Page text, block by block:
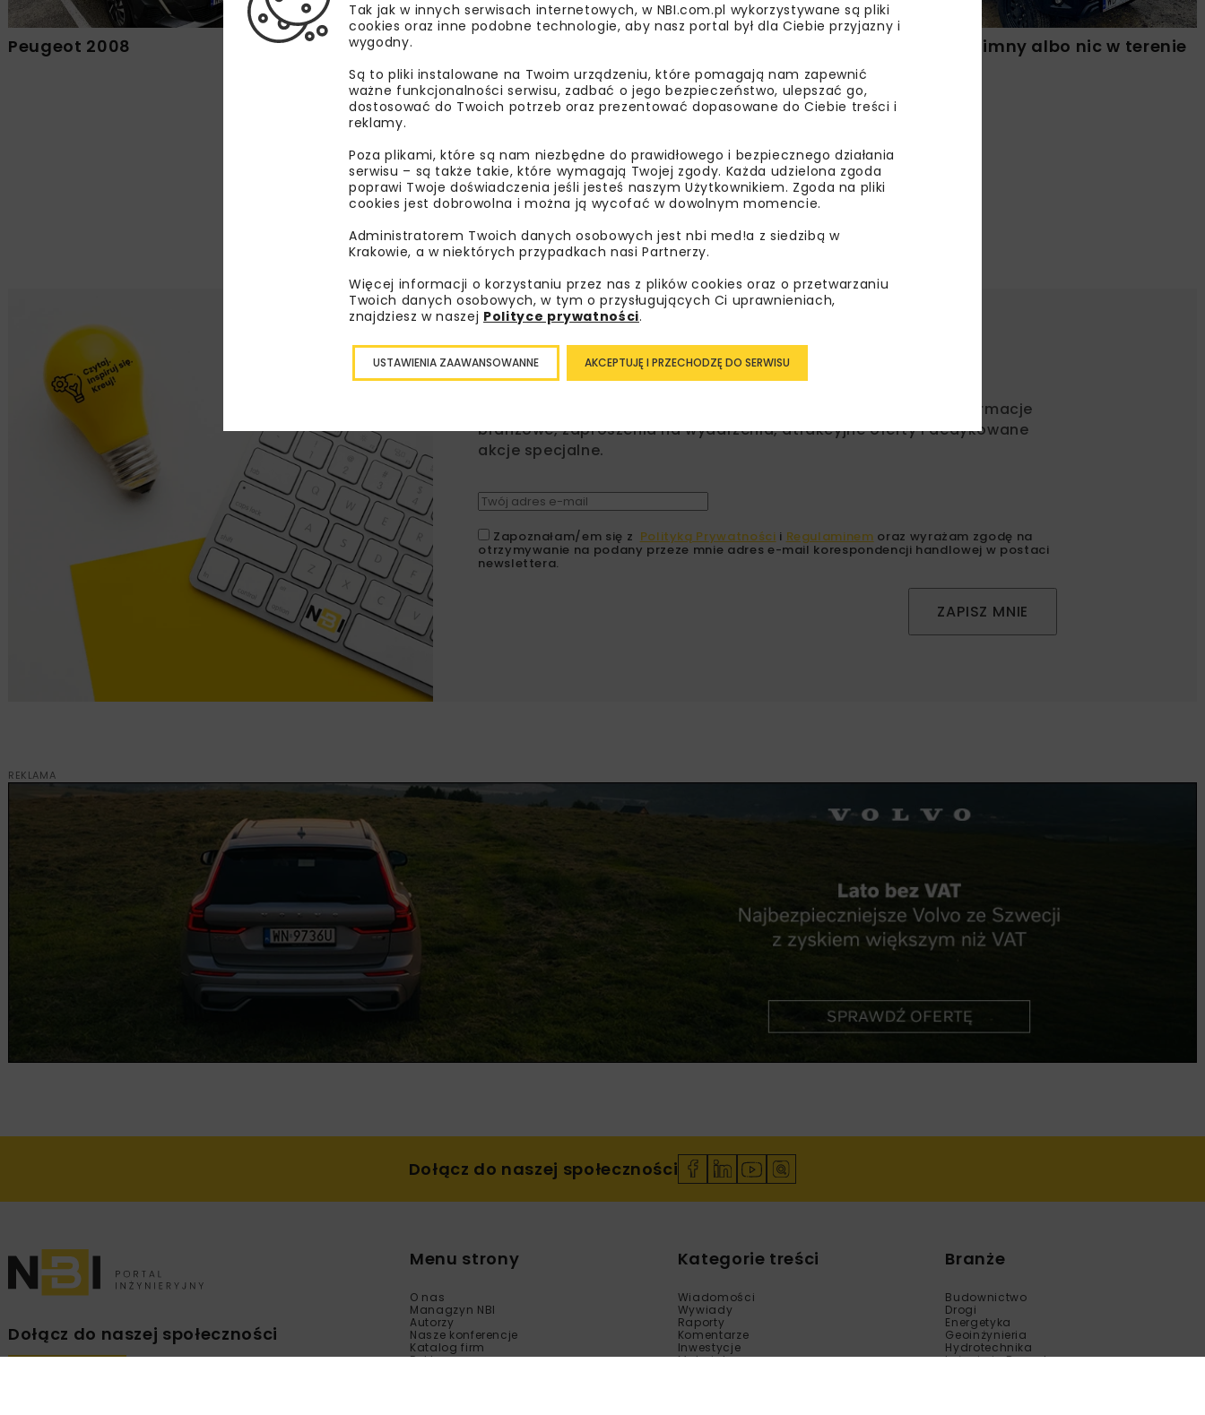
Peugeot 2008 Volvo V60 Suzuki Jimny albo nic w terenie
Załaduj więcej...
Lubisz wiedzieć więcej?
Zapisz się do newslettera aby otrzymywać od nas najlepsze informacje
branżowe, zaproszenia na wydarzenia, atrakcyjne oferty i dedykowane
akcje specjalne.
Zapoznałam/em się z Polityką Prywatności i Regulaminem oraz wyrażam zgodę na
otrzymywanie na podany przeze mnie adres e-mail korespondencji handlowej w postaci
newslettera.
ZAPISZ MNIE
REKLAMA
Dołącz do naszej społeczności
Dołącz do naszej społeczności
Menu strony
O nas
Managzyn NBI
Autorzy
Nasze konferencje
Katalog firm
Reklama
Kategorie treści
Wiadomości
Wywiady
Raporty
Komentarze
Inwestycje
Materiały
Branże
Budownictwo
Drogi
Energetyka
Geoinżynieria
Hydrotechnika
Inżynieria Bezwykopowa
Tak jak w innych serwisach internetowych, w NBI.com.pl wykorzystywane są pliki
cookies oraz inne podobne technologie, aby nasz portal był dla Ciebie przyjazny i
wygodny.
Są to pliki instalowane na Twoim urządzeniu, które pomagają nam zapewnić
ważne funkcjonalności serwisu, zadbać o jego bezpieczeństwo, ulepszać go,
dostosować do Twoich potrzeb oraz prezentować dopasowane do Ciebie treści i
reklamy.
Poza plikami, które są nam niezbędne do prawidłowego i bezpiecznego działania
serwisu – są także takie, które wymagają Twojej zgody. Każda udzielona zgoda
poprawi Twoje doświadczenia jeśli jesteś naszym Użytkownikiem. Zgoda na pliki
cookies jest dobrowolna i można ją wycofać w dowolnym momencie.
Administratorem Twoich danych osobowych jest nbi med!a z siedzibą w
Krakowie, a w niektórych przypadkach nasi Partnerzy.
Więcej informacji o korzystaniu przez nas z plików cookies oraz o przetwarzaniu
Twoich danych osobowych, w tym o przysługujących Ci uprawnieniach,
znajdziesz w naszej Polityce prywatności.
AKCEPTUJĘ I PRZECHODZĘ DO SERWISU
USTAWIENIA ZAAWANSOWANNE